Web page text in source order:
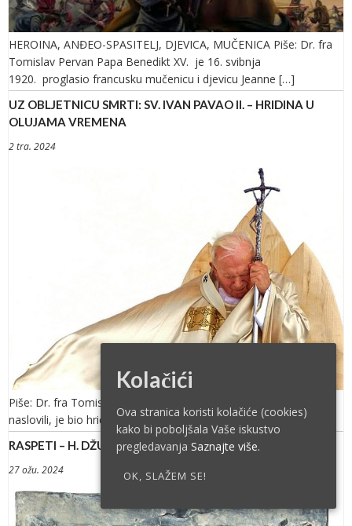
HEROINA, ANĐEO-SPASITELJ, DJEVICA, MUČENICA Piše: Dr. fra
Tomislav Pervan Papa Benedikt XV. je 16. svibnja
1920. proglasio francusku mučenicu i djevicu Jeanne […]
UZ OBLJETNICU SMRTI: SV. IVAN PAVAO II. – HRIDINA U
OLUJAMA VREMENA
2 tra. 2024
Piše: Dr. fra Tomislav Pervan Sveti Ivan Pavao II., kao što smo
naslovili, je bio hridina koja je odolijevala […]
RASPETI – H. DŽUBRAN
27 ožu. 2024
Kolačići
Ova stranica koristi kolačiće (cookies)
kako bi poboljšala Vaše iskustvo
pregledavanja Saznajte više.
OK, SLAŽEM SE!